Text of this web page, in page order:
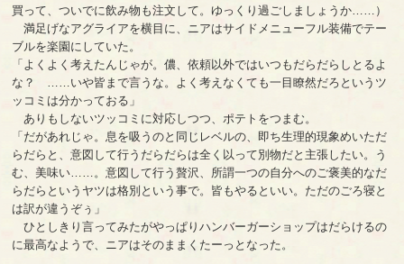
買って、ついでに飲み物も注文して。ゆっくり過ごしましょうか……）
満足げなアグライアを横目に、ニアはサイドメニューフル装備でテー
ブルを楽園にしていた。
「よくよく考えたんじゃが。儂、依頼以外ではいつもだらだらしとるよ
な？ ……いや皆まで言うな。よく考えなくても一目瞭然だろというツ
ッコミは分かっておる」
ありもしないツッコミに対応しつつ、ポテトをつまむ。
「だがあれじゃ。息を吸うのと同じレベルの、即ち生理的現象めいただ
らだらと、意図して行うだらだらは全く以って別物だと主張したい。う
む、美味い……。意図して行う贅沢、所謂一つの自分へのご褒美的なだ
らだらというヤツは格別という事で。皆もやるといい。ただのごろ寝と
は訳が違うぞぅ」
ひとしきり言ってみたがやっぱりハンバーガーショップはだらけるの
に最高なようで、ニアはそのままくたーっとなった。